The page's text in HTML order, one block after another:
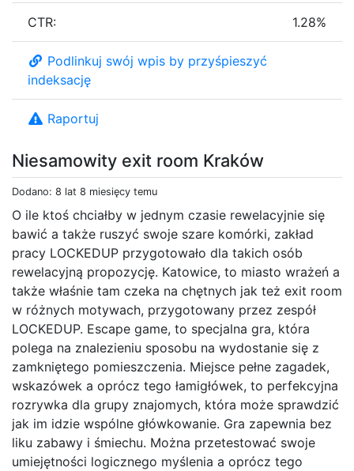
Niesamowity exit room Kraków
Dodano: 8 lat 8 miesięcy temu
O ile ktoś chciałby w jednym czasie rewelacyjnie się
bawić a także ruszyć swoje szare komórki, zakład
pracy LOCKEDUP przygotowało dla takich osób
rewelacyjną propozycję. Katowice, to miasto wrażeń a
także właśnie tam czeka na chętnych jak też exit room
w różnych motywach, przygotowany przez zespół
LOCKEDUP. Escape game, to specjalna gra, która
polega na znalezieniu sposobu na wydostanie się z
zamkniętego pomieszczenia. Miejsce pełne zagadek,
wskazówek a oprócz tego łamigłówek, to perfekcyjna
rozrywka dla grupy znajomych, która może sprawdzić
jak im idzie wspólne główkowanie. Gra zapewnia bez
liku zabawy i śmiechu. Można przetestować swoje
umiejętności logicznego myślenia a oprócz tego
CTR: 1.28%
Podlinkuj swój wpis by przyśpieszyć
indeksację
Raportuj